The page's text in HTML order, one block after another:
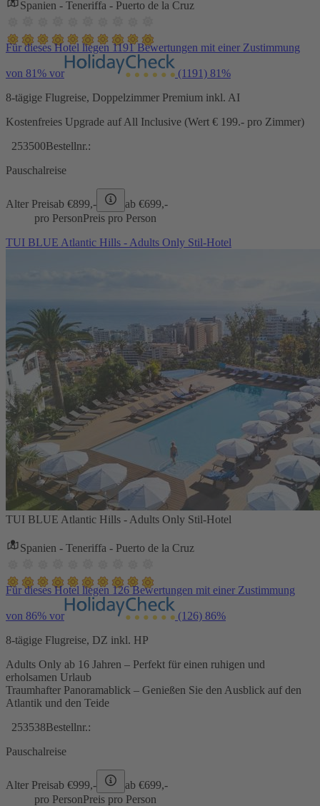
Spanien - Teneriffa - Puerto de la Cruz
Für dieses Hotel liegen 1191 Bewertungen mit einer Zustimmung
von 81% vor (1191) 81%
8-tägige Flugreise, Doppelzimmer Premium inkl. AI
Kostenfreies Upgrade auf All Inclusive (Wert € 199.- pro Zimmer)
253500Bestellnr.:
Pauschalreise
Alter Preisab €899,- ab €699,-
pro PersonPreis pro Person
TUI BLUE Atlantic Hills - Adults Only Stil-Hotel
TUI BLUE Atlantic Hills - Adults Only Stil-Hotel
Spanien - Teneriffa - Puerto de la Cruz
Für dieses Hotel liegen 126 Bewertungen mit einer Zustimmung
von 86% vor (126) 86%
8-tägige Flugreise, DZ inkl. HP
Adults Only ab 16 Jahren – Perfekt für einen ruhigen und
erholsamen Urlaub
Traumhafter Panoramablick – Genießen Sie den Ausblick auf den
Atlantik und den Teide
253538Bestellnr.:
Pauschalreise
Alter Preisab €999,- ab €699,-
pro PersonPreis pro Person